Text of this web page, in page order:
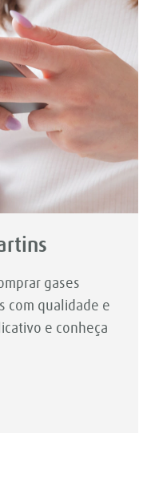
gases
com qualidade e
e conheça